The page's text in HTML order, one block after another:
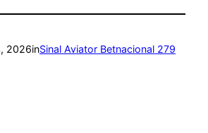
2026inSinal Aviator Betnacional 279